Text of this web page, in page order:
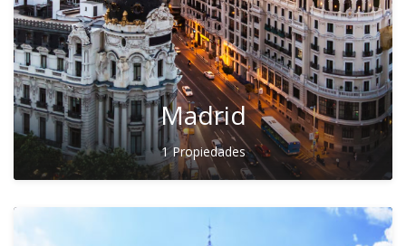
Madrid
1 Propiedades